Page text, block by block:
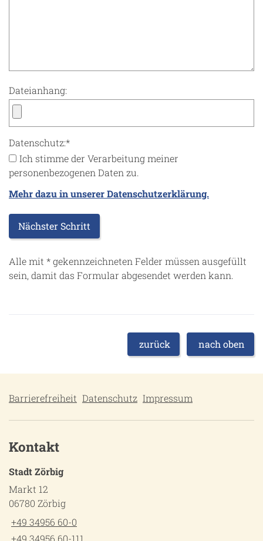
Dateianhang:
Datenschutz:*
Ich stimme der Verarbeitung meiner
personenbezogenen Daten zu.
Mehr dazu in unserer Datenschutzerklärung.
Alle mit *gekennzeichneten Felder müssen ausgefüllt
sein, damit das Formular abgesendet werden kann.
zurück nach oben
Barrierefreiheit Datenschutz Impressum
Kontakt
Stadt Zörbig
Markt 12
06780 Zörbig
+49 34956 60-0
+49 34956 60-111